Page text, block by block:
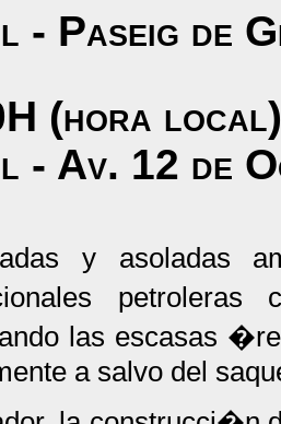
- Paseig de
(hora
- Av. 12 de
y asoladas
las escasas
a salvo del